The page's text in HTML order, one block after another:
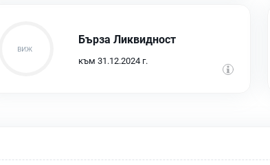
Бърза Ликвидност
към 31.12.2024 г.